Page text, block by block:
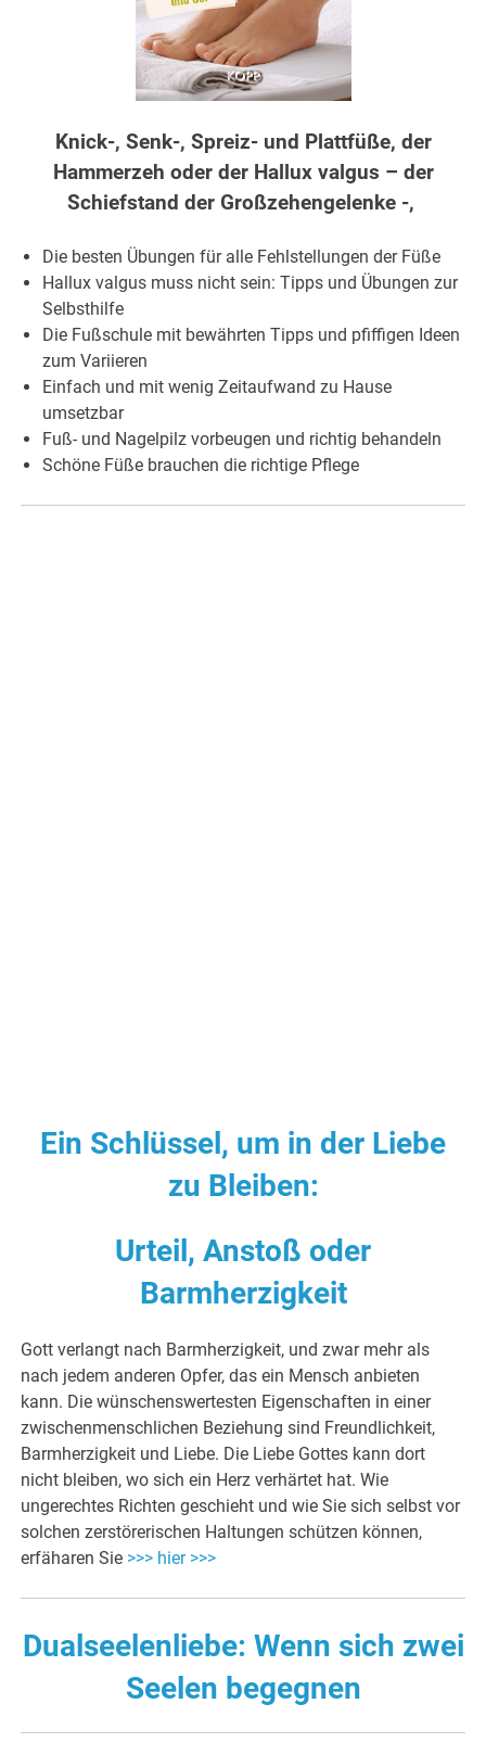
Knick-, Senk-, Spreiz- und Plattfüße, der
Hammerzeh oder der Hallux valgus – der
Schiefstand der Großzehengelenke -,
Die besten Übungen für alle Fehlstellungen der Füße
Hallux valgus muss nicht sein: Tipps und Übungen zur
Selbsthilfe
Die Fußschule mit bewährten Tipps und pfiffigen Ideen
zum Variieren
Einfach und mit wenig Zeitaufwand zu Hause
umsetzbar
Fuß- und Nagelpilz vorbeugen und richtig behandeln
Schöne Füße brauchen die richtige Pflege
Ein Schlüssel, um in der Liebe
zu Bleiben:
Urteil, Anstoß oder
Barmherzigkeit
Gott verlangt nach Barmherzigkeit, und zwar mehr als
nach jedem anderen Opfer, das ein Mensch anbieten
kann. Die wünschenswertesten Eigenschaften in einer
zwischenmenschlichen Beziehung sind Freundlichkeit,
Barmherzigkeit und Liebe. Die Liebe Gottes kann dort
nicht bleiben, wo sich ein Herz verhärtet hat. Wie
ungerechtes Richten geschieht und wie Sie sich selbst vor
solchen zerstörerischen Haltungen schützen können,
erfäharen Sie >>> hier >>>
Dualseelenliebe: Wenn sich zwei
Seelen begegnen